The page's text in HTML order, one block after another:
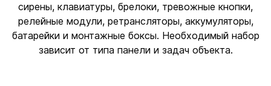
сирены, клавиатуры, брелоки, тревожные кнопки,
релейные модули, ретрансляторы, аккумуляторы,
батарейки и монтажные боксы. Необходимый набор
зависит от типа панели и задач объекта.